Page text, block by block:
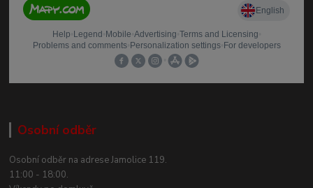
Osobní odběr
Osobní odběr na adrese Jamolice 119.
11:00 - 18:00.